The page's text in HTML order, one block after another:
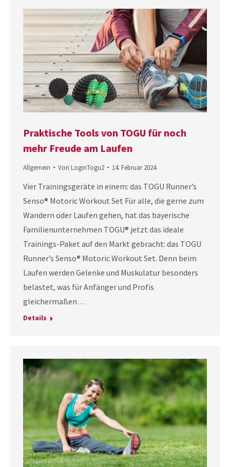
Praktische Tools von TOGU für noch
mehr Freude am Laufen
Allgemein Von LoginTogu2 14. Februar 2024
Vier Trainingsgeräte in einem: das TOGU Runner’s
Senso® Motoric Workout Set Für alle, die gerne zum
Wandern oder Laufen gehen, hat das bayerische
Familienunternehmen TOGU® jetzt das ideale
Trainings-Paket auf den Markt gebracht: das TOGU
Runner’s Senso® Motoric Workout Set. Denn beim
Laufen werden Gelenke und Muskulatur besonders
belastet, was für Anfänger und Profis
gleichermaßen…
Details